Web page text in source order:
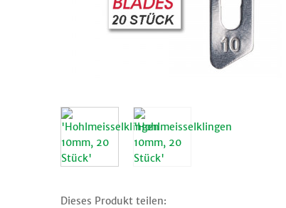
Dieses Produkt teilen: